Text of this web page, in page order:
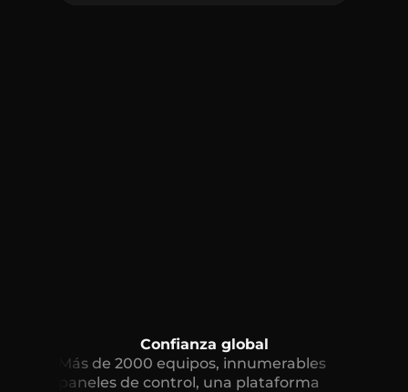
Confianza global
Más de 2000 equipos, innumerables
paneles de control, una plataforma